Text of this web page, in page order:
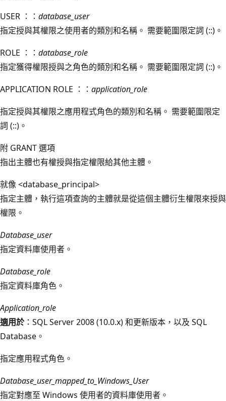
USER ：： database_user
指定授與其權限之使用者的類別和名稱。 需要範圍限定詞 (::)。
ROLE ：： database_role
指定獲得權限授與之角色的類別和名稱。 需要範圍限定詞 (::)。
APPLICATION ROLE ：： application_role
指定授與其權限之應用程式角色的類別和名稱。 需要範圍限定
詞 (::)。
附 GRANT 選項
指出主體也有權授與指定權限給其他主體。
就像 <database_principal>
指定主體，執行這項查詢的主體就是從這個主體衍生權限來授與
權限。
Database_user
指定資料庫使用者。
Database_role
指定資料庫角色。
Application_role
適用於 ：SQL Server 2008 (10.0.x) 和更新版本，以及 SQL
Database。
指定應用程式角色。
Database_user_mapped_to_Windows_User
指定對應至 Windows 使用者的資料庫使用者。